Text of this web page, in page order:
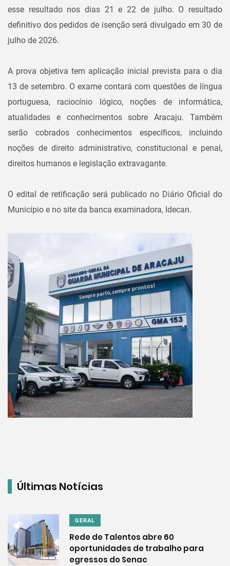
esse resultado nos dias 21 e 22 de julho. O resultado
definitivo dos pedidos de isenção será divulgado em 30 de
julho de 2026.
A prova objetiva tem aplicação inicial prevista para o dia
13 de setembro. O exame contará com questões de língua
portuguesa, raciocínio lógico, noções de informática,
atualidades e conhecimentos sobre Aracaju. Também
serão cobrados conhecimentos específicos, incluindo
noções de direito administrativo, constitucional e penal,
direitos humanos e legislação extravagante.
O edital de retificação será publicado no Diário Oficial do
Município e no site da banca examinadora, Idecan.
Últimas Notícias
GERAL
Rede de Talentos abre 60
oportunidades de trabalho para
egressos do Senac